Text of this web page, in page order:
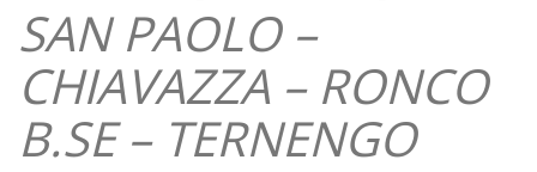
SAN PAOLO –
CHIAVAZZA – RONCO
B.SE – TERNENGO